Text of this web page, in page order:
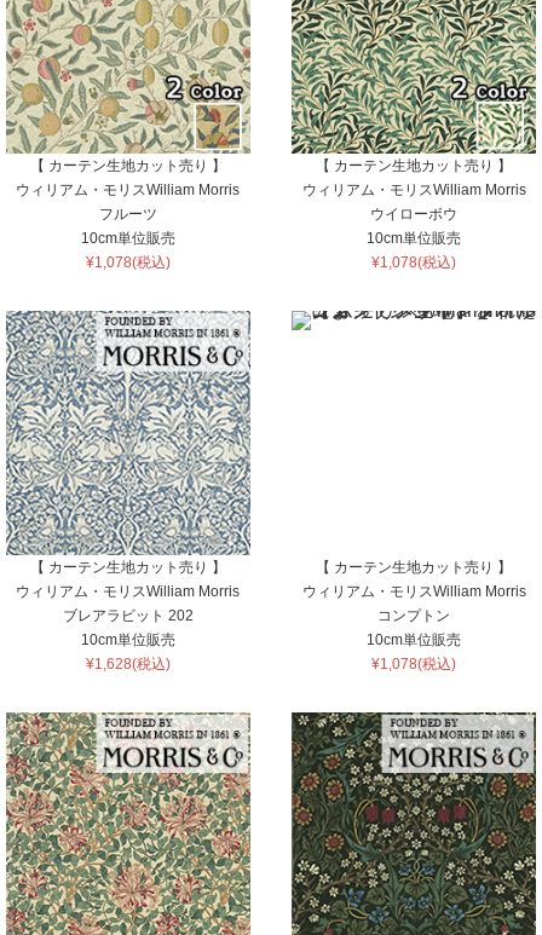
【 カーテン生地カット売り 】
ウィリアム・モリスWilliam Morris
フルーツ
10cm単位販売
¥1,078(税込)
【 カーテン生地カット売り 】
ウィリアム・モリスWilliam Morris
ウイローボウ
10cm単位販売
¥1,078(税込)
【 カーテン生地カット売り 】
ウィリアム・モリスWilliam Morris
ブレアラビット 202
10cm単位販売
¥1,628(税込)
【 カーテン生地カット売り 】
ウィリアム・モリスWilliam Morris
コンプトン
10cm単位販売
¥1,078(税込)